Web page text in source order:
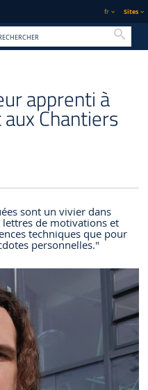
fr Sites
apprenti à
Chantiers
sont un vivier dans
lettres de motivations et
techniques que pour
personnelles."